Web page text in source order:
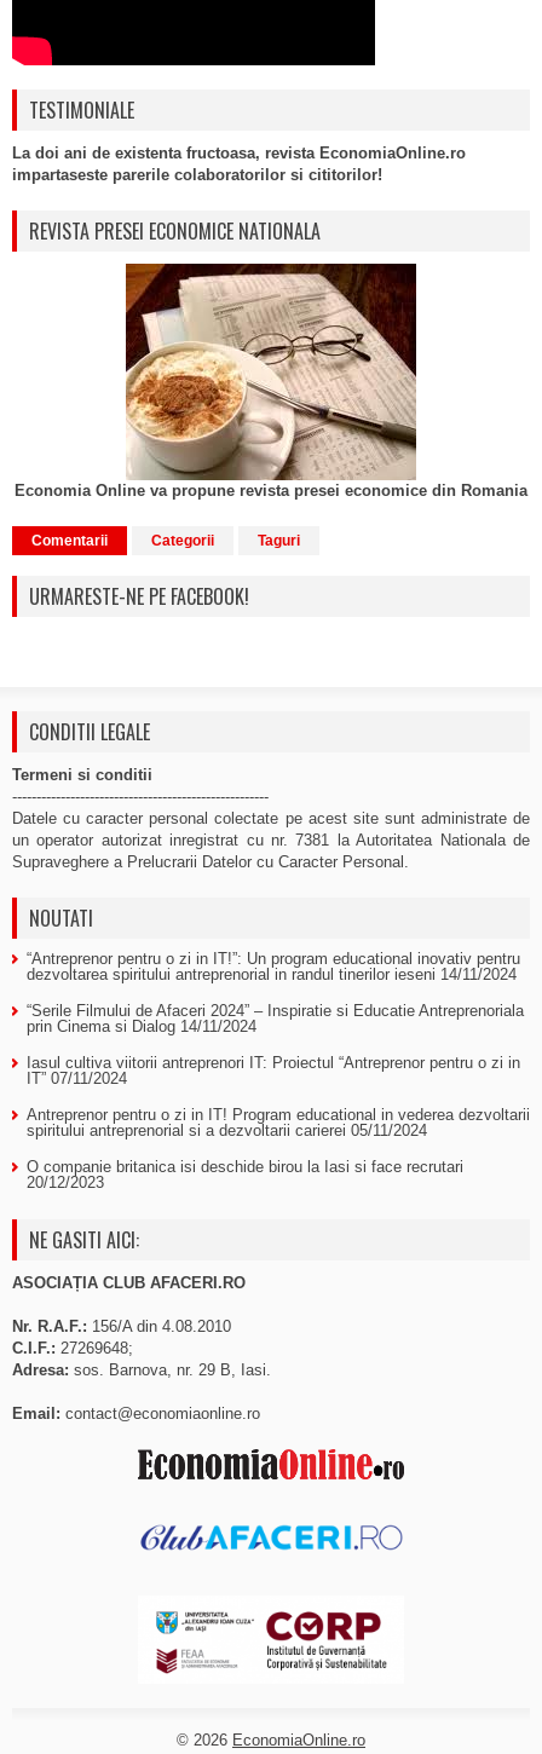
TESTIMONIALE
La doi ani de existenta fructoasa, revista EconomiaOnline.ro
impartaseste parerile colaboratorilor si cititorilor!
REVISTA PRESEI ECONOMICE NATIONALA
Economia Online va propune revista presei economice din Romania
Comentarii Categorii Taguri
URMARESTE-NE PE FACEBOOK!
CONDITII LEGALE
Termeni si conditii
-----------------------------------------------------
Datele cu caracter personal colectate pe acest site sunt administrate de
un operator autorizat inregistrat cu nr. 7381 la Autoritatea Nationala de
Supraveghere a Prelucrarii Datelor cu Caracter Personal.
NOUTATI
“Antreprenor pentru o zi in IT!”: Un program educational inovativ pentru
dezvoltarea spiritului antreprenorial in randul tinerilor ieseni 14/11/2024
“Serile Filmului de Afaceri 2024” – Inspiratie si Educatie Antreprenoriala
prin Cinema si Dialog 14/11/2024
Iasul cultiva viitorii antreprenori IT: Proiectul “Antreprenor pentru o zi in
IT” 07/11/2024
Antreprenor pentru o zi in IT! Program educational in vederea dezvoltarii
spiritului antreprenorial si a dezvoltarii carierei 05/11/2024
O companie britanica isi deschide birou la Iasi si face recrutari
20/12/2023
NE GASITI AICI:
ASOCIAȚIA CLUB AFACERI.RO
Nr. R.A.F.: 156/A din 4.08.2010
C.I.F.: 27269648;
Adresa: sos. Barnova, nr. 29 B, Iasi.
Email: contact@economiaonline.ro
© 2026 EconomiaOnline.ro